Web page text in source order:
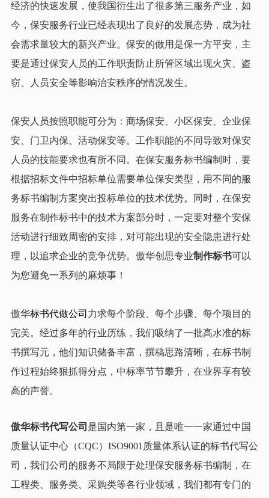
经济的快速发展，使我国衍生出了很多第三服务产业，如
今， 保安服务行业已经表现出了良好的发展态势，成为社
会需求量较大的新兴产业。保安的做用是保一方平安，主
要是通过保安人员的工作职责防止所管区域出现火灾、盗
窃、人员安全等影响治安秩序的情况发生。
保安人员按照职能可分为：商场保安、小区保安、企业保
安、门卫内保、活动保安等。工作职能的不同导致对保安
人员的技能要求也有所不同。在保安服务标书编制时，要
根据招标文件中招标单位需要单位保安类型，用不同的服
务标书编制方案突出投标单位的技术优势。同时，在保安
服务在制作标书中的技术方案部分时，一定要对整个安保
活动进行细致周密的安排，对可能出现的安全隐患进行处
理，以追求企业的竞争优势。傲华创思专业制作标书可以
为您避免一系列的麻烦事！
傲华标书代做公司 力求每个阶段、每个步骤、每个项目的
完美。经过多年的行业历练，我们吸纳了一批高水准的标
书撰写元，他们知识储备丰富，撰稿思路清晰，在标书制
作过程始终狠抓得分点，中标率节节攀升，在业界享有较
高的声誉。
傲华标书代写公司 是国内第一家，且是唯一一家通过中国
质量认证中心（CQC）ISO9001质量体系认证的标书代写公
司，我们公司的服务不局限于处理保安服务标书编制，在
工程类、服务类、采购类等各行业领域，我们都有专门的